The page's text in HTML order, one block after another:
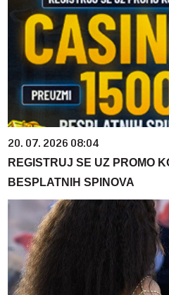
20. 07. 2026 08:04
REGISTRUJ SE UZ PROMO
BESPLATNIH SPINOVA